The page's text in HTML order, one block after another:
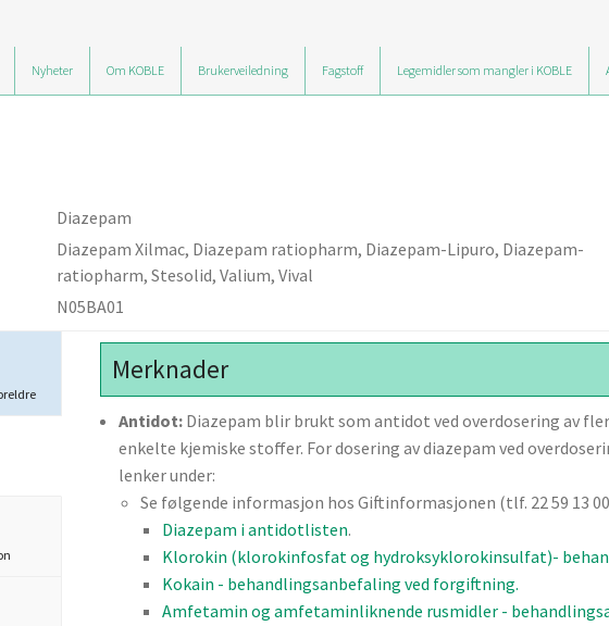
Nyheter Om KOBLE Brukerveiledning Fagstoff Legemidler som mangler i KOBLE
Diazepam
Diazepam Xilmac, Diazepam ratiopharm, Diazepam-Lipuro, Diazepam-
ratiopharm, Stesolid, Valium, Vival
N05BA01
Merknader
Antidot: Diazepam blir brukt som antidot ved overdosering av
enkelte kjemiske stoffer. For dosering av diazepam ved
lenker under:
Se følgende informasjon hos Giftinformasjonen (tlf. 22 59 13
Diazepam i antidotlisten.
Klorokin (klorokinfosfat og hydroksyklorokinsulfat)-
Kokain - behandlingsanbefaling ved forgiftning.
Amfetamin og amfetaminliknende rusmidler -